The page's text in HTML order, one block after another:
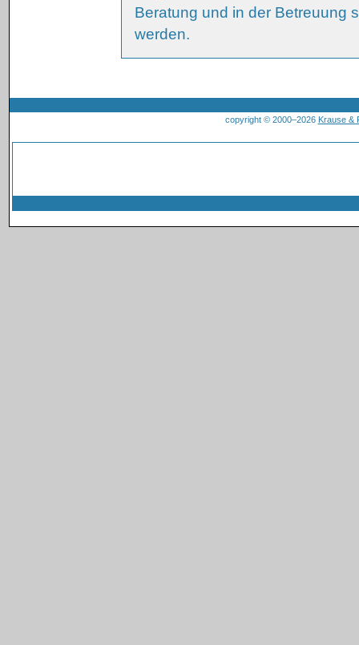
Beratung und in der Betreuung
werden.
copyright © 2000–2026 Krause &